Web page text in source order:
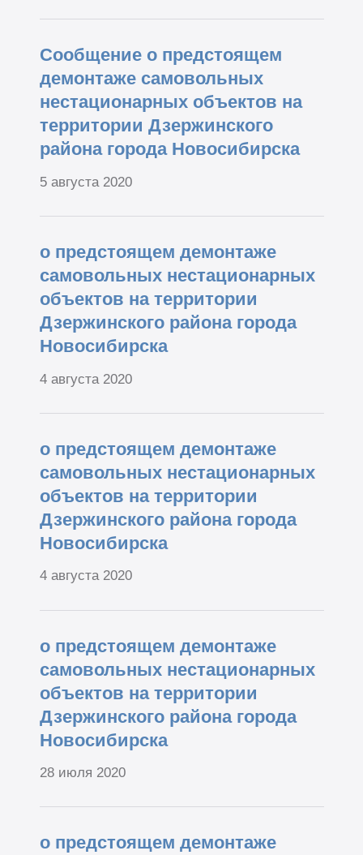
Сообщение о предстоящем
демонтаже самовольных
нестационарных объектов на
территории Дзержинского
района города Новосибирска
5 августа 2020
о предстоящем демонтаже
самовольных нестационарных
объектов на территории
Дзержинского района города
Новосибирска
4 августа 2020
о предстоящем демонтаже
самовольных нестационарных
объектов на территории
Дзержинского района города
Новосибирска
4 августа 2020
о предстоящем демонтаже
самовольных нестационарных
объектов на территории
Дзержинского района города
Новосибирска
28 июля 2020
о предстоящем демонтаже